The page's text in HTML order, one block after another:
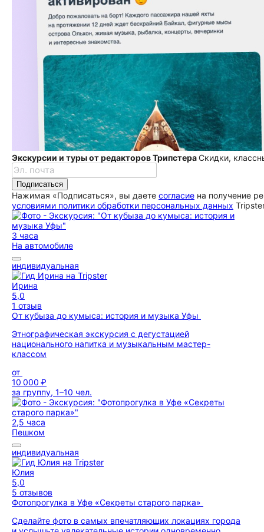
Экскурсии и туры от редакторов ТрипстераСкидки,
Подписаться
Нажимая «Подписаться», вы даете согласие на получение
условиями политики обработки персональных данных
3 часа
На автомобиле
индивидуальная
Ирина
5,0
1 отзыв
От кубыза до кумыса: история и музыка Уфы
Этнографическая экскурсия с дегустацией
национального напитка и музыкальным мастер-
классом
от
10 000 ₽
за группу, 1–10 чел.
2,5 часа
Пешком
индивидуальная
Юлия
5,0
5 отзывов
Фотопрогулка в Уфе «Секреты старого парка»
Сделайте фото в самых впечатляющих локациях города